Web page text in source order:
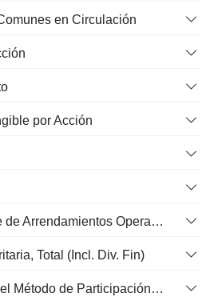
en Circulación
por Acción
Deuda Equivalente de Arrendamientos Operativos
Total (Incl. Div. Fin)
Inversiones según el Método de Participación, Total